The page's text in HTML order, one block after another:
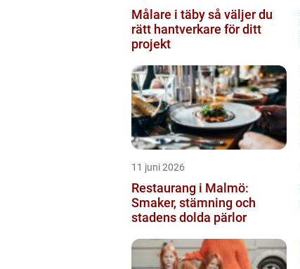
Målare i täby så väljer du
rätt hantverkare för ditt
projekt
11 juni 2026
Restaurang i Malmö:
Smaker, stämning och
stadens dolda pärlor